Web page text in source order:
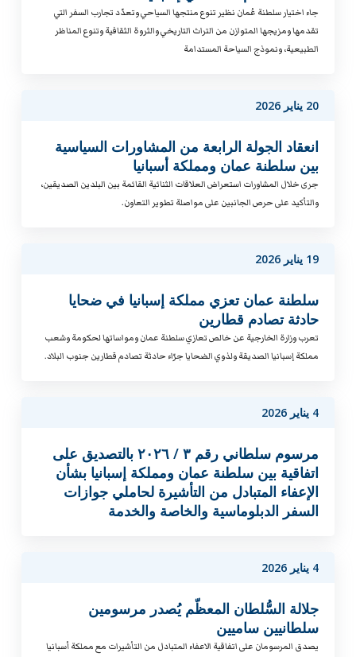
جاء اختيار سلطنة عُمان نظير تنوع منتجها السياحي وتعدّد تجارب السفر التي
تقدمها ومزيجها المتوازن من التراث التاريخي والثروة الثقافية وتنوع المناظر
الطبيعية، ونموذج السياحة المستدامة
20 يناير 2026
انعقاد الجولة الرابعة من المشاورات السياسية
بين سلطنة عمان ومملكة أسبانيا
جرى خلال المشاورات استعراض العلاقات الثنائية القائمة بين البلدين الصديقين،
والتأكيد على حرص الجانبين على مواصلة تطوير التعاون.
19 يناير 2026
سلطنة عمان تعزي مملكة إسبانيا في ضحايا
حادثة تصادم قطارين
تعرب وزارة الخارجية عن خالص تعازي سلطنة عمان ومواساتها لحكومة وشعب
مملكة إسبانيا الصديقة ولذوي الضحايا جرّاء حادثة تصادم قطارين جنوب البلاد.
4 يناير 2026
مرسوم سلطاني رقم ٣ / ٢٠٢٦ بالتصديق على
اتفاقية بين سلطنة عمان ومملكة إسبانيا بشأن
الإعفاء المتبادل من التأشيرة لحاملي جوازات
السفر الدبلوماسية والخاصة والخدمة
4 يناير 2026
جلالة السُّلطان المعظّم يُصدر مرسومين
سلطانيين ساميين
يصدق المرسومان على اتفاقية الاعفاء المتبادل من التأشيرات مع مملكة أسبانيا